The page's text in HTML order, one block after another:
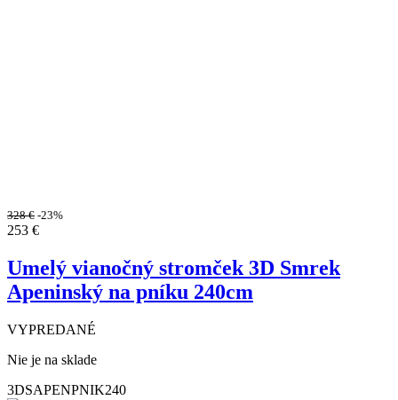
328€ -23%
253 €
Umelý vianočný stromček 3D Smrek
Apeninský na pníku 240cm
VYPREDANÉ
Nie je na sklade
3DSAPENPNIK240